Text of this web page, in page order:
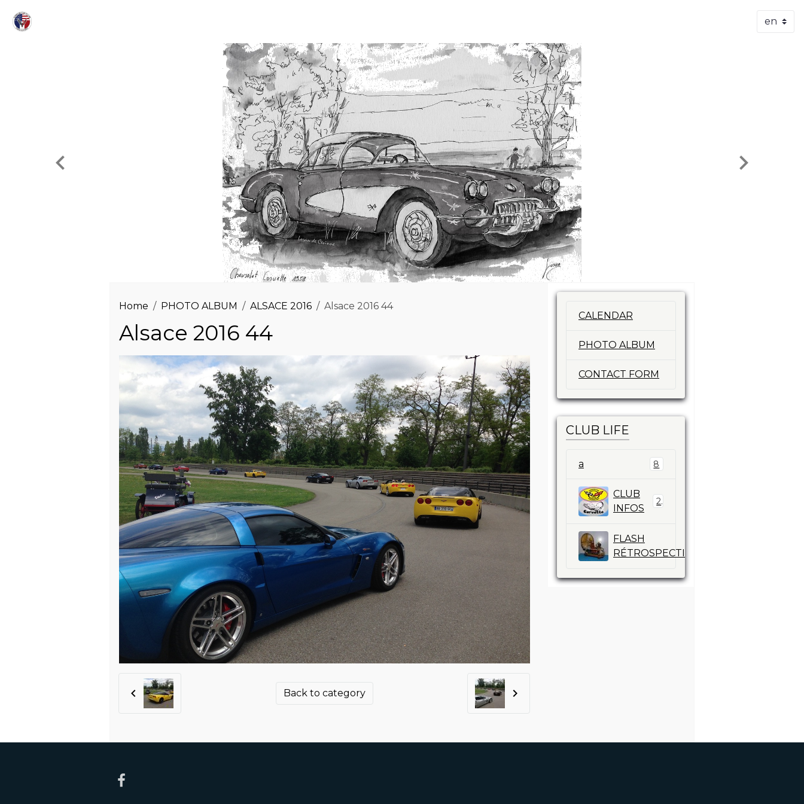
Home PHOTO ALBUM ALSACE 2016 Alsace 2016 44
Alsace 2016 44
Back to category
CALENDAR
PHOTO ALBUM
CONTACT FORM
CLUB LIFE
a 8
CLUB
INFOS
2
FLASH
RÉTROSPECTIVE